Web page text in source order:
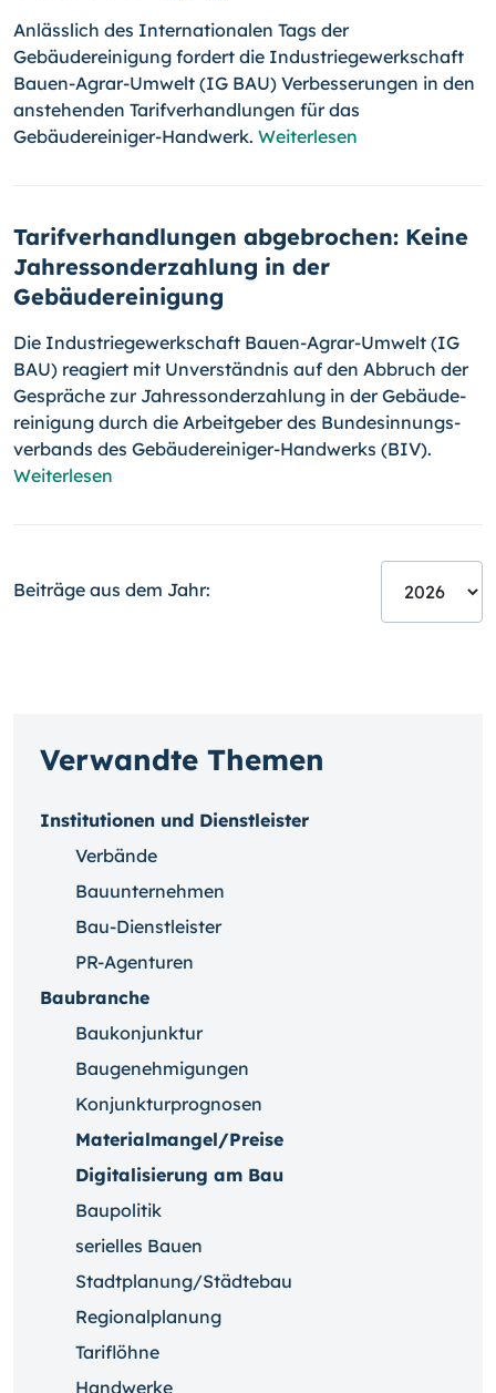
Anlässlich des Internationalen Tags der
Gebäudereinigung fordert die Industriegewerkschaft
Bauen-Agrar-Umwelt (IG BAU) Verbesserungen in den
anstehenden Tarifverhandlungen für das
Gebäudereiniger-Handwerk. Weiterlesen
Tarifverhandlungen abgebrochen: Keine
Jahressonderzahlung in der
Gebäudereinigung
Die Industriegewerkschaft Bauen-Agrar-Umwelt (IG
BAU) reagiert mit Unverständnis auf den Abbruch der
Gespräche zur Jahressonderzahlung in der Gebäude­
reinigung durch die Arbeitgeber des Bundesinnungs­
verbands des Gebäudereiniger-Handwerks (BIV).
Weiterlesen
Beiträge aus dem Jahr:
Verwandte Themen
Institutionen und Dienstleister
Verbände
Bauunternehmen
Bau-Dienstleister
PR-Agenturen
Baubranche
Baukonjunktur
Baugenehmigungen
Konjunkturprognosen
Materialmangel/Preise
Digitalisierung am Bau
Baupolitik
serielles Bauen
Stadtplanung/Städtebau
Regionalplanung
Tariflöhne
Handwerke